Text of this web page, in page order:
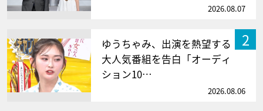
2026.08.07
2
ゆうちゃみ、出演を熱望する
大人気番組を告白「オーディ
ション10…
2026.08.06